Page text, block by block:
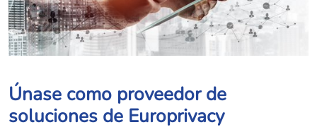
Únase como proveedor de
soluciones de Europrivacy